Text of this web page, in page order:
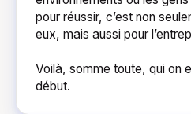
pour réussir, c’est non
eux, mais aussi pour
Voilà, somme toute, qui on
début.